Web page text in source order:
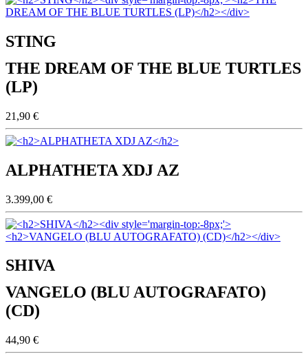
STING
THE DREAM OF THE BLUE TURTLES
(LP)
21,90 €
ALPHATHETA XDJ AZ
3.399,00 €
SHIVA
VANGELO (BLU AUTOGRAFATO)
(CD)
44,90 €